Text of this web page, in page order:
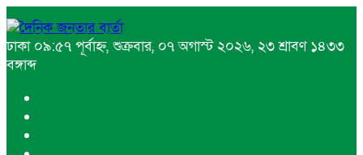
ঢাকা ০৯:৫৭ পূর্বাহ্ন, শুক্রবার, ০৭ অগাস্ট ২০২৬, ২৩ শ্রাবণ ১৪৩৩
বঙ্গাব্দ